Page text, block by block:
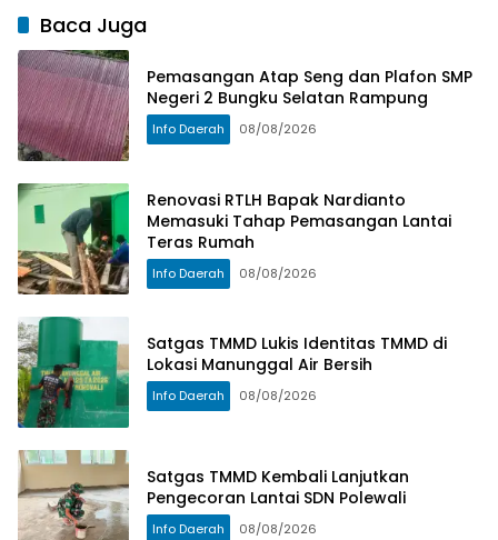
Lantai SDN
Polewali
Baca Juga
Pemasangan Atap Seng dan Plafon SMP
Negeri 2 Bungku Selatan Rampung
Info Daerah 08/08/2026
Renovasi RTLH Bapak Nardianto
Memasuki Tahap Pemasangan Lantai
Teras Rumah
Info Daerah 08/08/2026
Satgas TMMD Lukis Identitas TMMD di
Lokasi Manunggal Air Bersih
Info Daerah 08/08/2026
Satgas TMMD Kembali Lanjutkan
Pengecoran Lantai SDN Polewali
Info Daerah 08/08/2026